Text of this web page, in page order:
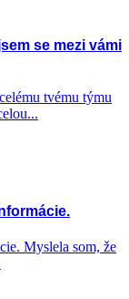
se mezi vámi
tvému týmu
Myslela som, že